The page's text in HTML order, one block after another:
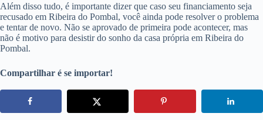
Além disso tudo, é importante dizer que caso seu financiamento seja
recusado em Ribeira do Pombal, você ainda pode resolver o problema
e tentar de novo. Não se aprovado de primeira pode acontecer, mas
não é motivo para desistir do sonho da casa própria em Ribeira do
Pombal.
Compartilhar é se importar!